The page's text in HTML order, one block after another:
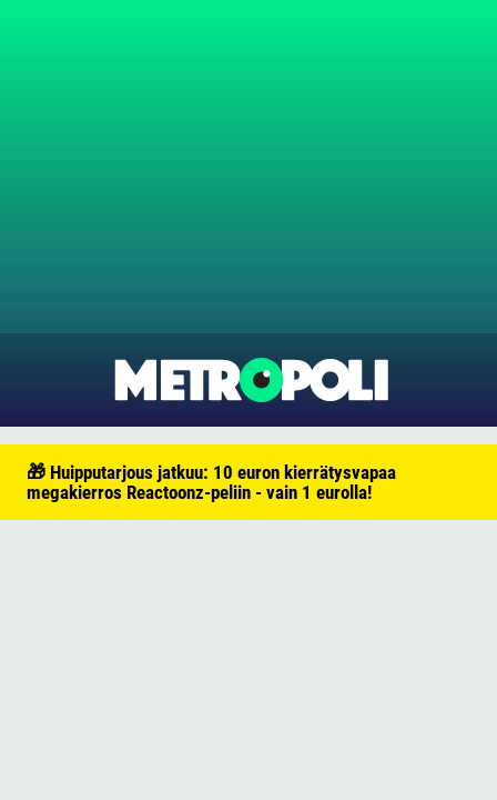
🎁 Huipputarjous jatkuu: 10 euron kierrätysvapaa
megakierros Reactoonz-peliin - vain 1 eurolla!